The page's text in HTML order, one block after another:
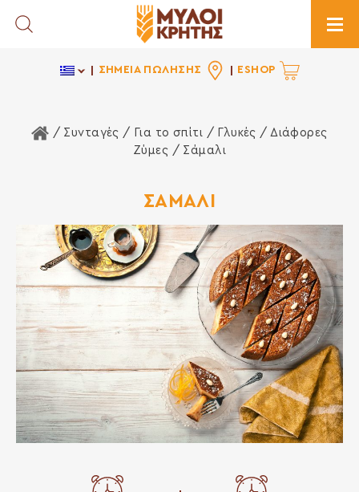
Toggle Search
ΣΗΜΕΙΑ ΠΩΛΗΣΗΣ ESHOP
Αρχική Σελίδα
/ Συνταγές / Για το σπίτι / Γλυκές /Διάφορες
Ζύμες / Σάμαλι
ΣΑΜΑΛΙ